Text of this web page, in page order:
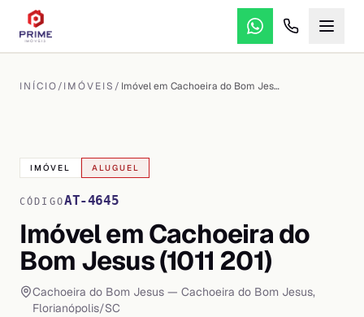
INÍCIO/IMÓVEIS / Imóvel em Cachoeira do Bom Jesus (1011 201)
IMÓVEL ALUGUEL
CÓDIGOAT-4645
Imóvel em Cachoeira do
Bom Jesus (1011 201)
Cachoeira do Bom Jesus — Cachoeira do Bom Jesus,
Florianópolis/SC